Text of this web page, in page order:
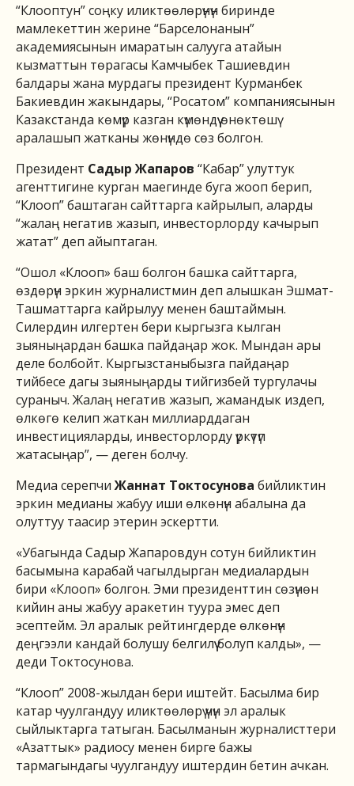
“Клооптун” соңку иликтөөлөрүнүн биринде
мамлекеттин жерине “Барселонанын”
академиясынын имаратын салууга атайын
кызматтын төрагасы Камчыбек Ташиевдин
балдары жана мурдагы президент Курманбек
Бакиевдин жакындары, “Росатом” компаниясынын
Казакстанда көмүр казган күмөндүү өнөктөшү
аралашып жатканы жөнүндө сөз болгон.
Президент Садыр Жапаров “Кабар” улуттук
агенттигине курган маегинде буга жооп берип,
“Клооп” баштаган сайттарга кайрылып, аларды
“жалаң негатив жазып, инвесторлорду качырып
жатат” деп айыптаган.
“Ошол «Клооп» баш болгон башка сайттарга,
өздөрүн эркин журналистмин деп алышкан Эшмат-
Ташматтарга кайрылуу менен баштаймын.
Силердин илгертен бери кыргызга кылган
зыяныңардан башка пайдаңар жок. Мындан ары
деле болбойт. Кыргызстаныбызга пайдаңар
тийбесе дагы зыяныңарды тийгизбей тургулачы
сураныч. Жалаң негатив жазып, жамандык издеп,
өлкөгө келип жаткан миллиарддаган
инвестицияларды, инвесторлорду үркүтүп
жатасыңар”, — деген болчу.
Медиа серепчиЖаннат Токтосунова бийликтин
эркин медианы жабуу иши өлкөнүн абалына да
олуттуу таасир этерин эскертти.
«Убагында Садыр Жапаровдун сотун бийликтин
басымына карабай чагылдырган медиалардын
бири «Клооп» болгон. Эми президенттин сөзүнөн
кийин аны жабуу аракетин туура эмес деп
эсептейм. Эл аралык рейтингдерде өлкөнүн
деңгээли кандай болушу белгилүү болуп калды», —
деди Токтосунова.
“Клооп” 2008-жылдан бери иштейт. Басылма бир
катар чуулгандуу иликтөөлөрү үчүн эл аралык
сыйлыктарга татыган. Басылманын журналисттери
«Азаттык» радиосу менен бирге бажы
тармагындагы чуулгандуу иштердин бетин ачкан.